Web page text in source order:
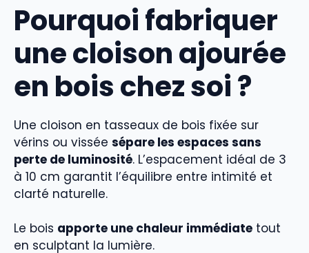
Pourquoi fabriquer
une cloison ajourée
en bois chez soi ?
Une cloison en tasseaux de bois fixée sur
vérins ou vissée sépare les espaces sans
perte de luminosité. L’espacement idéal de 3
à 10 cm garantit l’équilibre entre intimité et
clarté naturelle.
Le bois apporte une chaleur immédiate tout
en sculptant la lumière.